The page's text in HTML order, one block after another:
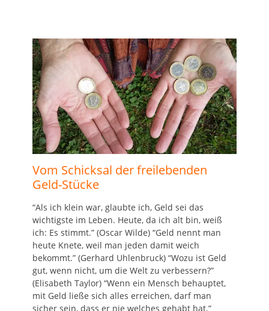
Vom Schicksal der freilebenden
Geld-Stücke
“Als ich klein war, glaubte ich, Geld sei das
wichtigste im Leben. Heute, da ich alt bin, weiß
ich: Es stimmt.” (Oscar Wilde) “Geld nennt man
heute Knete, weil man jeden damit weich
bekommt.” (Gerhard Uhlenbruck) “Wozu ist Geld
gut, wenn nicht, um die Welt zu verbessern?”
(Elisabeth Taylor) “Wenn ein Mensch behauptet,
mit Geld ließe sich alles erreichen, darf man
sicher sein, dass er nie welches gehabt hat.”